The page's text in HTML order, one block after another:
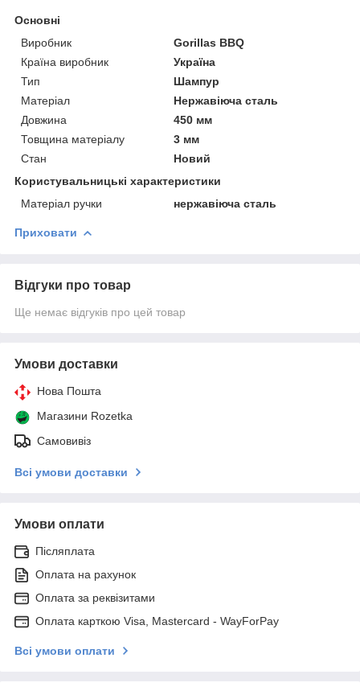
Основні
Виробник
Gorillas BBQ
Країна виробник
Україна
Тип
Шампур
Матеріал
Нержавіюча сталь
Довжина
450 мм
Товщина матеріалу
3 мм
Стан
Новий
Користувальницькі характеристики
Матеріал ручки
нержавіюча сталь
Приховати
Відгуки про товар
Ще немає відгуків про цей товар
Умови доставки
Нова Пошта
Магазини Rozetka
Самовивіз
Всі умови доставки
Умови оплати
Післяплата
Оплата на рахунок
Оплата за реквізитами
Оплата карткою Visa, Mastercard - WayForPay
Всі умови оплати